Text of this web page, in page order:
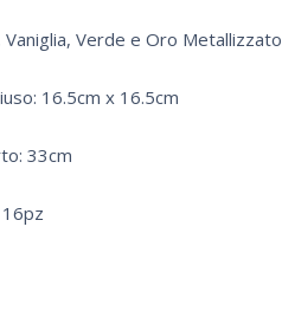
Vaniglia, Verde e Oro Metallizzato
16.5cm x 16.5cm
33cm